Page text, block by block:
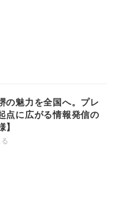
の魅力を全国へ。プレ
点に広がる情報発信の
】